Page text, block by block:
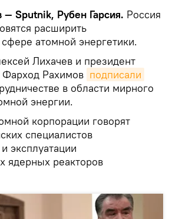
Sputnik, Рубен Гарсия. Россия
расширить
атомной энергетики.
Лихачев и президент
Рахимов подписали
в области мирного
энергии.
корпорации говорят
специалистов
эксплуатации
ядерных реакторов